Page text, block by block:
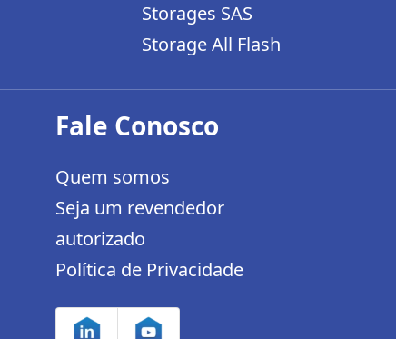
Storages SAS
Storage All Flash
Fale Conosco
Quem somos
Seja um revendedor
autorizado
Política de Privacidade